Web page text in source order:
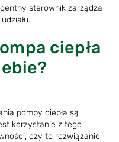
sterownik zarządza
ciepła
pompy ciepła są
korzystanie z tego
czy to rozwiązanie